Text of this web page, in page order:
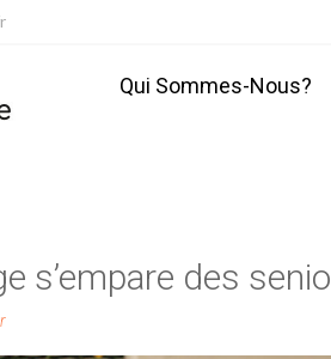
Qui Sommes-Nous?
s’empare des